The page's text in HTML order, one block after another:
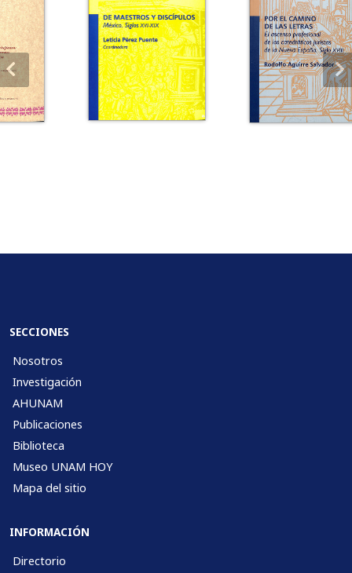
SECCIONES
Nosotros
Investigación
AHUNAM
Publicaciones
Biblioteca
Museo UNAM HOY
Mapa del sitio
INFORMACIÓN
Directorio